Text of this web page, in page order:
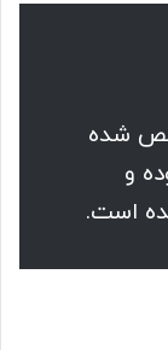
شده
و
است.